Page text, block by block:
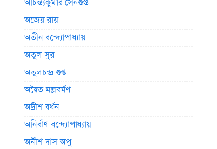
অচিন্ত্যকুমার সেনগুপ্ত
অজেয় রায়
অতীন বন্দ্যোপাধ্যায়
অতুল সুর
অতুলচন্দ্র গুপ্ত
অদ্বৈত মল্লবর্মণ
অদ্রীশ বর্ধন
অনির্বাণ বন্দ্যোপাধ্যায়
অনীশ দাস অপু